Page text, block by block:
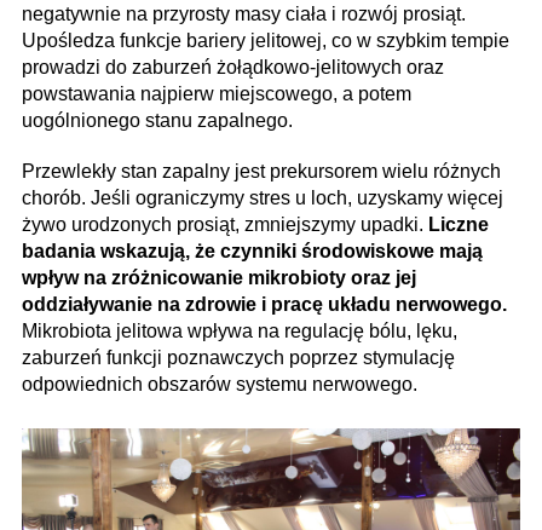
negatywnie na przyrosty masy ciała i rozwój prosiąt.
Upośledza funkcje bariery jelitowej, co w szybkim tempie
prowadzi do zaburzeń żołądkowo-jelitowych oraz
powstawania najpierw miejscowego, a potem
uogólnionego stanu zapalnego.
Przewlekły stan zapalny jest prekursorem wielu różnych
chorób. Jeśli ograniczymy stres u loch, uzyskamy więcej
żywo urodzonych prosiąt, zmniejszymy upadki. Liczne
badania wskazują, że czynniki środowiskowe mają
wpływ na zróżnicowanie mikrobioty oraz jej
oddziaływanie na zdrowie i pracę układu nerwowego.
Mikro­biota jelitowa wpływa na regulację bólu, lęku,
zaburzeń funkcji poznawczych poprzez stymulację
odpowiednich obszarów systemu nerwowego.